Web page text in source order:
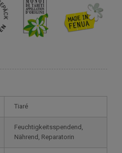
Tiaré
Feuchtigkeitsspendend,
Nährend, Reparatorin